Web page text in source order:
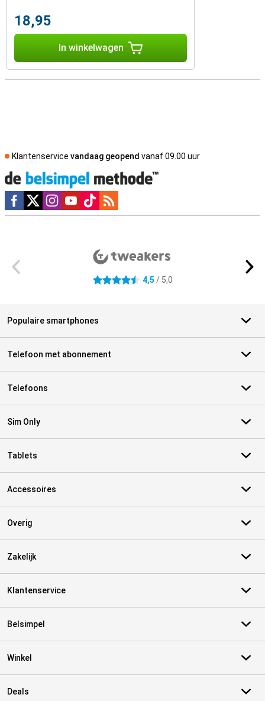
18,95
In winkelwagen
Klantenservice vandaag geopend vanaf 09.00 uur
Social media
4.5 sterren 4,5 / 5,0
Populaire smartphones
Telefoon met abonnement
Telefoons
Sim Only
Tablets
Accessoires
Overig
Zakelijk
Klantenservice
Belsimpel
Winkel
Deals